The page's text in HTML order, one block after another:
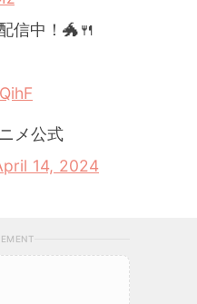
信中！🐲🍴
メ公式
14, 2024